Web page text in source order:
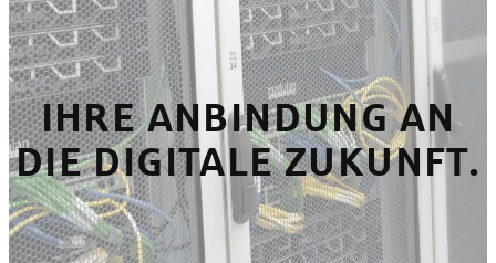
IHRE ANBINDUNG AN
DIE DIGITALE ZUKUNFT.